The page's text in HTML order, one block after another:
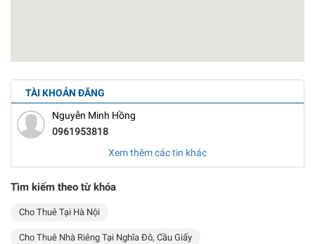
TÀI KHOẢN ĐĂNG
Nguyễn Minh Hồng
0961953818
Xem thêm các tin khác
Tìm kiếm theo từ khóa
Cho Thuê Tại Hà Nội
Cho Thuê Nhà Riêng Tại Nghĩa Đô, Cầu Giấy